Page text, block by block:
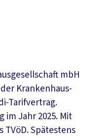
mbH
Krankenhaus-
Tarifvertrag.
Jahr 2025. Mit
Spätestens